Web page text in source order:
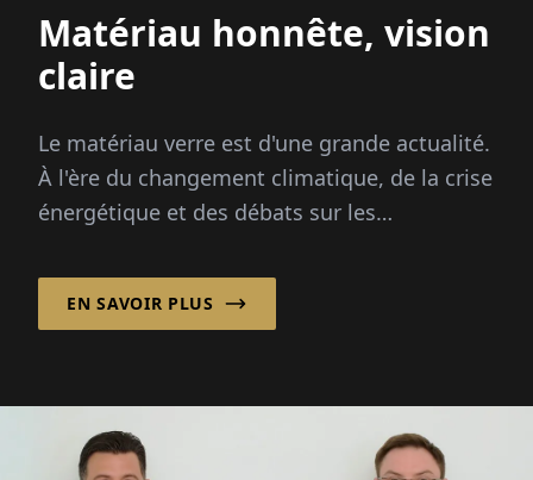
Matériau honnête, vision
claire
Le matériau verre est d'une grande actualité.
À l'ère du changement climatique, de la crise
énergétique et des débats sur les
projecteurs : infiniment recyclable...
EN SAVOIR PLUS